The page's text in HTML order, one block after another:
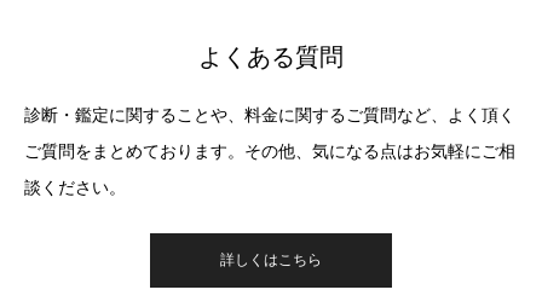
よくある質問
診断・鑑定に関することや、料金に関するご質問など、よく頂く
ご質問をまとめております。その他、気になる点はお気軽にご相
談ください。
詳しくはこちら